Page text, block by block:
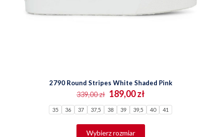
2790 Round Stripes White Shaded Pink
339,00zł Pierwotna
cena
wynosiła:
189,00złAktualna
cena
wynosi:
Wybierz rozmiar
35 36 37 37,5 38 39 39,5 40 41